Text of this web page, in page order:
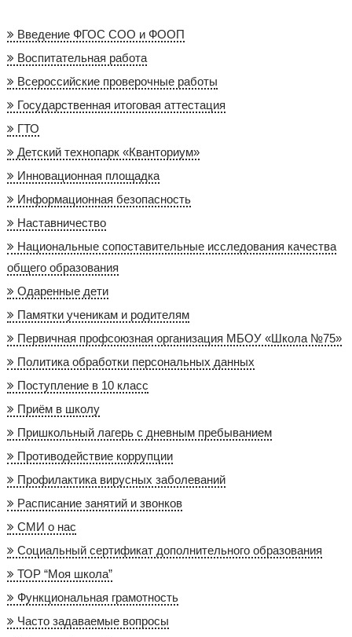
Введение ФГОС СОО и ФООП
Воспитательная работа
Всероссийские проверочные работы
Государственная итоговая аттестация
ГТО
Детский технопарк «Кванториум»
Инновационная площадка
Информационная безопасность
Наставничество
Национальные сопоставительные исследования качества
общего образования
Одаренные дети
Памятки ученикам и родителям
Первичная профсоюзная организация МБОУ «Школа №75»
Политика обработки персональных данных
Поступление в 10 класс
Приём в школу
Пришкольный лагерь с дневным пребыванием
Противодействие коррупции
Профилактика вирусных заболеваний
Расписание занятий и звонков
СМИ о нас
Социальный сертификат дополнительного образования
ТОР “Моя школа”
Функциональная грамотность
Часто задаваемые вопросы